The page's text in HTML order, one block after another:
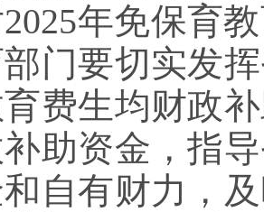
年免保育
门要切实发
费生均财政
助资金，指
自有财力，